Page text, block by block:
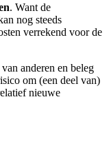
. Want de
nog steeds
verrekend voor de
anderen en beleg
om (een deel van)
nieuwe